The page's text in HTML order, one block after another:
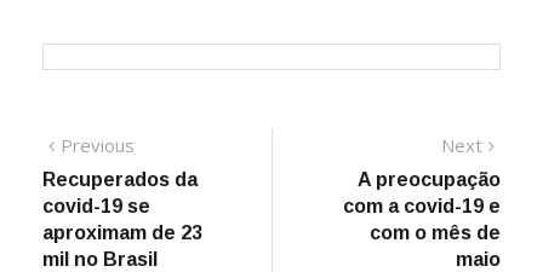
Navegação
de
Post
Previous
post:
Recuperados da
covid-19 se
aproximam de 23
mil no Brasil
Next
post:
A preocupação
com a covid-19 e
com o mês de
maio